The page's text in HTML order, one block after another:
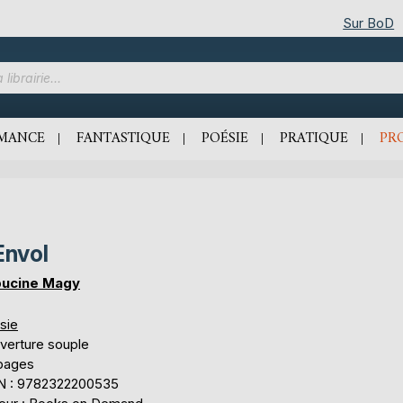
Sur BoD
FANTASTIQUE POÉSIE PRATIQUE
Magy
souple
: 9782322200535